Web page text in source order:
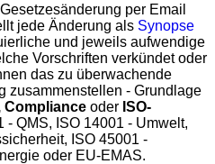
per Email
jede Änderung als Synopse
und jeweils aufwendige
Vorschriften verkündet oder
das zu überwachende
zusammenstellen - Grundlage
Compliance oder ISO-
- QMS, ISO 14001 - Umwelt,
ISO 45001 -
oder EU-EMAS.